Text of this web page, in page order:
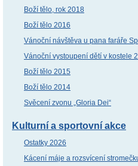
Boží tělo, rok 2018
Boží tělo 2016
Vánoční návštěva u pana faráře
Vánoční vystoupení dětí v kostele
Boží tělo 2015
Boží tělo 2014
Svěcení zvonu „Gloria Dei“
Kulturní a sportovní akce
Ostatky 2026
Kácení máje a rozsvícení